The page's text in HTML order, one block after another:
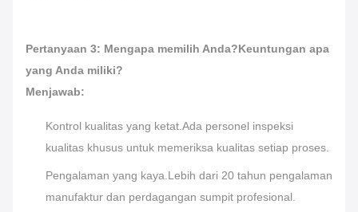
Pertanyaan 3: Mengapa memilih Anda?Keuntungan apa
yang Anda miliki?
Menjawab:
Kontrol kualitas yang ketat.Ada personel inspeksi
kualitas khusus untuk memeriksa kualitas setiap proses.
Pengalaman yang kaya.Lebih dari 20 tahun pengalaman
manufaktur dan perdagangan sumpit profesional.